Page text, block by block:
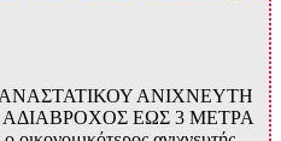
ΑΝΙΧΝΕΥΤΗ
ΕΩΣ 3 ΜΕΤΡΑ